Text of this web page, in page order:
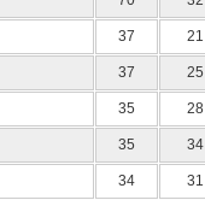
37 21
37 25
35 28
35 34
34 31